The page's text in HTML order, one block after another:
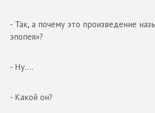
- Так, а почему это произведение
эпопея»?
- Ну….
- Какой он?